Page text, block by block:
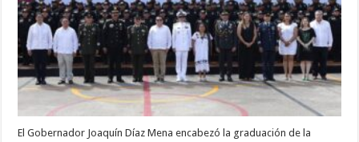
El Gobernador Joaquín Díaz Mena encabezó la graduación de la